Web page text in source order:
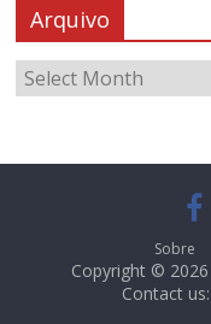
Arquivo
Sobre
Copyright © 2026
Contact us: